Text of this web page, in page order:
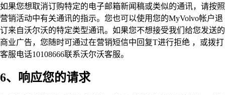
如果您想取消订购特定的电子邮箱新闻稿或类似的通讯，请按照
营销活动中有关通讯的指示。您也可以使用您的MyVolvo帐户退
订来自沃尔沃的特定类型通讯。如果您不想接受我们给您发送的
商业广告，您随时可通过在营销短信中回复T进行拒绝 ，或拨打
客服电话10108666联系沃尔沃客服。
6、响应您的请求